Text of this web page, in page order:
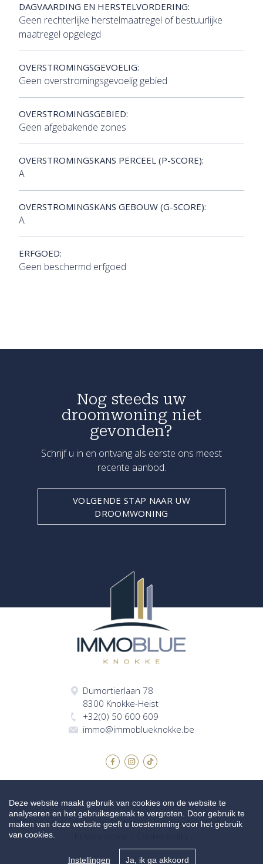
DAGVAARDING EN HERSTELVORDERING:
Geen rechterlijke herstelmaatregel of bestuurlijke
maatregel opgelegd
OVERSTROMINGSGEVOELIG:
Geen overstromingsgevoelig gebied
OVERSTROMINGSGEBIED:
Geen afgebakende zones
OVERSTROMINGSKANS PERCEEL (P-SCORE):
A
OVERSTROMINGSKANS GEBOUW (G-SCORE):
A
ERFGOED:
Geen beschermd erfgoed
Nog steeds uw
droomwoning niet
gevonden?
Schrijf u in en ontvang als eerste ons meest
recente aanbod.
VOLGENDE STAP NAAR UW
DROOMWONING
Dumortierlaan 78
8300 Knokke-Heist
+32(0) 50 600 609
immo@immoblueknokke.be
© 2026 Immo Blue Knokke | Made by Zabun|Disclaimer
Deze website maakt gebruik van cookies om de website te
analyseren en het gebruiksgemak te vergroten. Door gebruik te
maken van deze website geeft u toestemming voor het gebruik
van cookies.
Instellingen Ja, ik ga akkoord